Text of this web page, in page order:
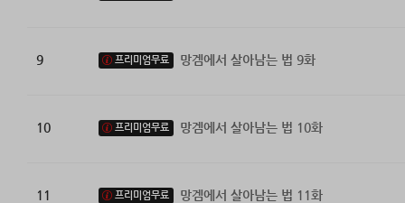
9 프리미엄무료 망겜에서 살아남는 법 9화
10 프리미엄무료 망겜에서 살아남는 법 10화
11 프리미엄무료 망겜에서 살아남는 법 11화